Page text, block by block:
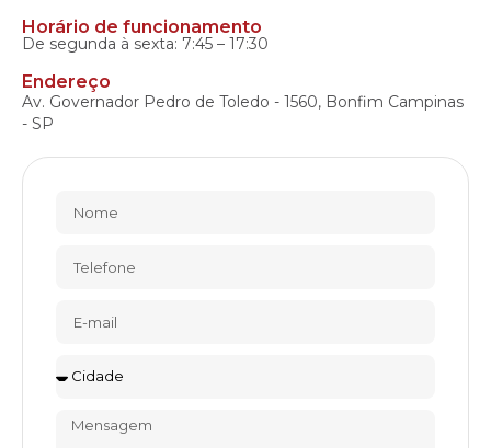
Horário de funcionamento
De segunda à sexta: 7:45 – 17:30
Endereço
Av. Governador Pedro de Toledo - 1560, Bonfim Campinas
- SP